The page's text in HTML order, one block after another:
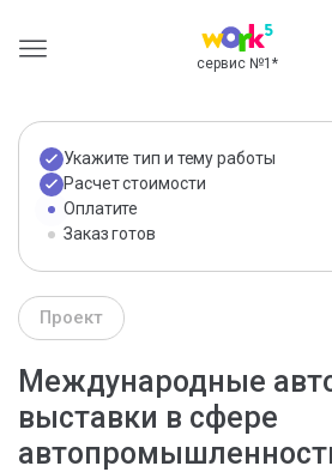
сервис №1 *
Укажите тип и тему работы
Расчет стоимости
Оплатите
Заказ готов
Проект
Международные
выставки в сфере